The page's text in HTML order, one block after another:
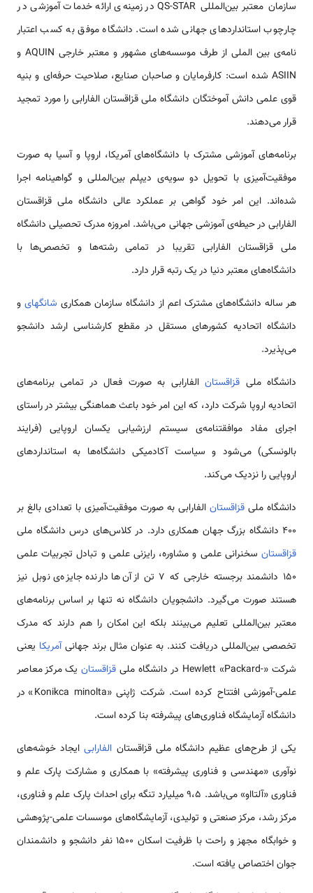
سازمان معتبر بین‌المللی QS-STAR در زمینه‌ی ارائه خدمات آموزشی در
چارچوب استانداردهای جهانی شده است. دانشگاه موفق به کسب اعتبار
نامه‌ی بین الملی از طرف موسسه‌های مشهور و معتبر خارجی AQUIN و
ASIIN شده است: کارفرمایان و صاحبان صنایع، صلاحیت حرفه‌ای و بنیه
قوی علمی دانش آموختگان دانشگاه ملی قزاقستان الفارابی را مورد تمجید
قرار می‌دهند.
برنامه‌های آموزشی مشترک با دانشگاه‌های آمریکا، اروپا و آسیا به صورت
موفقیت‌آمیزی با تحویل دو سویه‌ی دیپلم بین‌المللی و گواهینامه اجرا
شده‌اند. این امر خود گواهی بر عملکرد عالی دانشگاه ملی قزاقستان
الفارابی در حیطه‌ی آموزشی جهانی می‌باشد. امروزه مدرک تحصیلی دانشگاه
ملی قزاقستان الفارابی تقریبا در تمامی رشته‌ها و تخصص‌ها با
دانشگاه‌های معتبر دنیا در یک رتبه قرار دارد.
هر ساله دانشگاه‌های مشترک اعم از دانشگاه سازمان همکاری شانگهایو
دانشگاه اتحادیه کشورهای مستقل در مقطع کارشناسی ارشد دانشجو
می‌پذیرد.
دانشگاه ملی قزاقستانالفارابی به صورت فعال در تمامی برنامه‌های
اتحادیه اروپا شرکت دارد، که این امر خود باعث هماهنگی بیشتر در راستای
اجرای مفاد موافقتنامه‌ی سیستم ارزشیابی یکسان اروپایی (فرایند
بالونسکی) می‌شود و سیاست آکادمیکی دانشگاه‌ها به استانداردهای
اروپایی را نزدیک می‌کند.
دانشگاه ملی قزاقستان الفارابی به صورت موفقیت‌آمیزی با تعدادی بالغ بر
۴۰۰ دانشگاه بزرگ جهان همکاری دارد. در کلاس‌های درس دانشگاه ملی
قزاقستان سخنرانی علمی و مشاوره، رایزنی علمی و تبادل تجربیات علمی
۱۵۰ دانشمند برجسته خارجی که ۷ تن از آن‌ها دارنده جایزه‌ی نوبل نیز
هستند صورت می‌گیرد. دانشجویان دانشگاه نه تنها بر اساس برنامه‌های
معتبر بین‌المللی تعلیم می‌بینند بلکه این امکان را هم دارند که مدرک
تخصصی بین‌المللی دریافت کنند. به عنوان مثال برند جهانیآمریکا یعنی
شرکت «-Hewlett «Packard در دانشگاه ملی
قزاقستان یک مرکز معاصر
علمی-آموزشی افتتاح کرده است. شرکت ژاپنی «Konikca minolta» در
دانشگاه آزمایشگاه فناوری‌های پیشرفته بنا کرده است.
یکی از طرح‌های عظیم دانشگاه ملی قزاقستان الفارابیایجاد خوشه‌های
نوآوری «مهندسی و فناوری پیشرفته» با همکاری و مشارکت پارک علم و
فناوری «آلتااو» می‌باشد. ۹،۵ میلیارد تنگه برای احداث پارک علم و فناوری،
مرکز رشد، مرکز صنعتی و تولیدی، آزمایشگاه‌های موسسات علمی-پژوهشی
و خوابگاه مجهز و راحت با ظرفیت اسکان ۱۵۰۰ نفر دانشجو و دانشمندان
جوان اختصاص یافته است.